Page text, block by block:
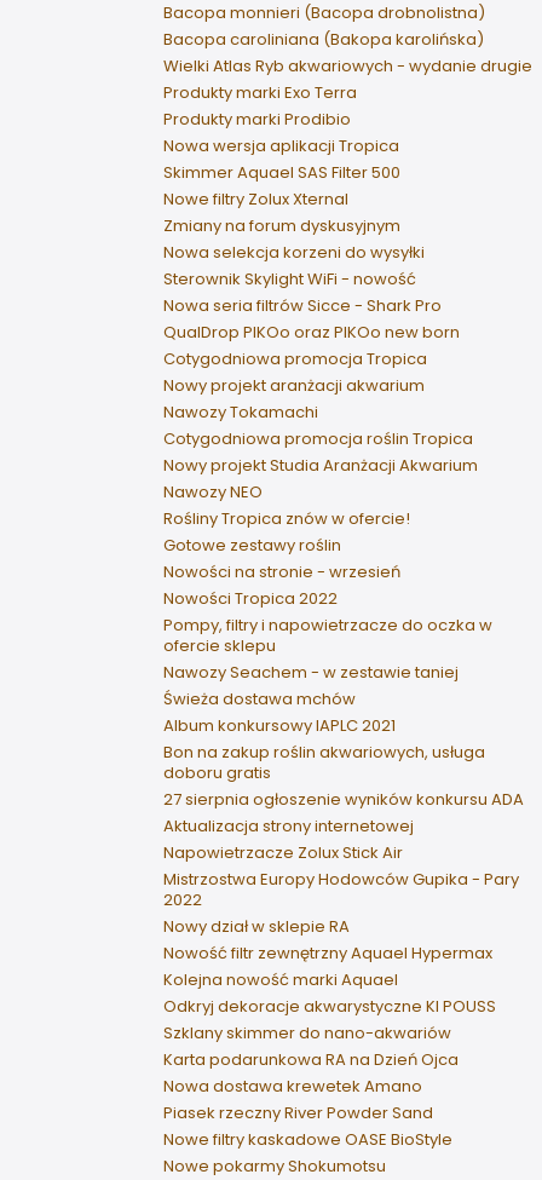
Bacopa monnieri (Bacopa drobnolistna)
Bacopa caroliniana (Bakopa karolińska)
Wielki Atlas Ryb akwariowych - wydanie drugie
Produkty marki Exo Terra
Produkty marki Prodibio
Nowa wersja aplikacji Tropica
Skimmer Aquael SAS Filter 500
Nowe filtry Zolux Xternal
Zmiany na forum dyskusyjnym
Nowa selekcja korzeni do wysyłki
Sterownik Skylight WiFi - nowość
Nowa seria filtrów Sicce - Shark Pro
QualDrop PIKOo oraz PIKOo new born
Cotygodniowa promocja Tropica
Nowy projekt aranżacji akwarium
Nawozy Tokamachi
Cotygodniowa promocja roślin Tropica
Nowy projekt Studia Aranżacji Akwarium
Nawozy NEO
Rośliny Tropica znów w ofercie!
Gotowe zestawy roślin
Nowości na stronie - wrzesień
Nowości Tropica 2022
Pompy, filtry i napowietrzacze do oczka w
ofercie sklepu
Nawozy Seachem - w zestawie taniej
Świeża dostawa mchów
Album konkursowy IAPLC 2021
Bon na zakup roślin akwariowych, usługa
doboru gratis
27 sierpnia ogłoszenie wyników konkursu ADA
Aktualizacja strony internetowej
Napowietrzacze Zolux Stick Air
Mistrzostwa Europy Hodowców Gupika - Pary
2022
Nowy dział w sklepie RA
Nowość filtr zewnętrzny Aquael Hypermax
Kolejna nowość marki Aquael
Odkryj dekoracje akwarystyczne KI POUSS
Szklany skimmer do nano-akwariów
Karta podarunkowa RA na Dzień Ojca
Nowa dostawa krewetek Amano
Piasek rzeczny River Powder Sand
Nowe filtry kaskadowe OASE BioStyle
Nowe pokarmy Shokumotsu